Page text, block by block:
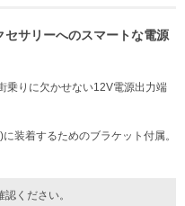
サリーへのスマートな電源
乗りに欠かせない12V電源出力端
装着するためのブラケット付属。
ください。